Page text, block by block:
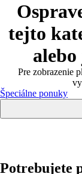
tejto
Pre zobrazenie
Špeciálne ponuky
Potrebujete